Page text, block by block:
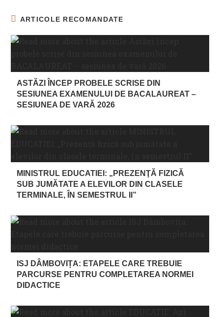
ARTICOLE RECOMANDATE
ASTĂZI ÎNCEP PROBELE SCRISE DIN
SESIUNEA EXAMENULUI DE BACALAUREAT –
SESIUNEA DE VARĂ 2026
MINISTRUL EDUCATIEI: „PREZENŢĂ FIZICĂ
SUB JUMĂTATE A ELEVILOR DIN CLASELE
TERMINALE, ÎN SEMESTRUL II”
ISJ DÂMBOVIȚA: ETAPELE CARE TREBUIE
PARCURSE PENTRU COMPLETAREA NORMEI
DIDACTICE